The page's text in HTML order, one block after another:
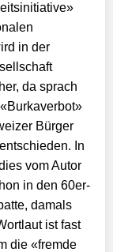
in der
da sprach
Bürger
In
vom Autor
in den 60er-
da­mals
ist fast
die «fremde